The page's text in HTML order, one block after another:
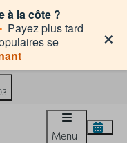
à la côte ?
• Payez plus tard
se
×
Menu